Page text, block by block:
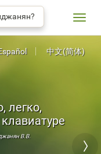
легко,
В.В.
中文(简体)